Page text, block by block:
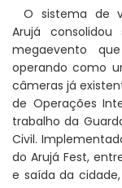
O sistema de
Arujá
megaevento
operando como
câmeras já
de Operações
trabalho da
Civil.
do Arujá Fest,
e saída da